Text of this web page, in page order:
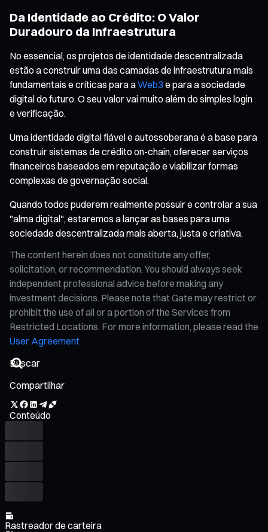
Da Identidade ao Crédito: O Valor
Duradouro da Infraestrutura
No essencial, os projetos de identidade descentralizada
estão a construir uma das camadas de infraestrutura mais
fundamentais e críticas para aWeb3 e para a sociedade
digital do futuro. O seu valor vai muito além do simples login
e verificação.
Uma identidade digital fiável e autossoberana é a base para
construir sistemas de crédito on-chain, oferecer serviços
financeiros baseados em reputação e viabilizar formas
complexas de governação social.
Quando todos puderem realmente possuir e controlar a sua
"alma digital", estaremos a lançar as bases para uma
sociedade descentralizada mais aberta, justa e criativa.
The content herein does not constitute any offer,
solicitation, or recommendation. You should always seek
independent professional advice before making any
investment decisions. Please note that Gate may restrict or
prohibit the use of all or a portion of the Services from
Restricted Locations. For more information, please read the
User Agreement
Compartilhar
Conteúdo
Rastreador de carteira